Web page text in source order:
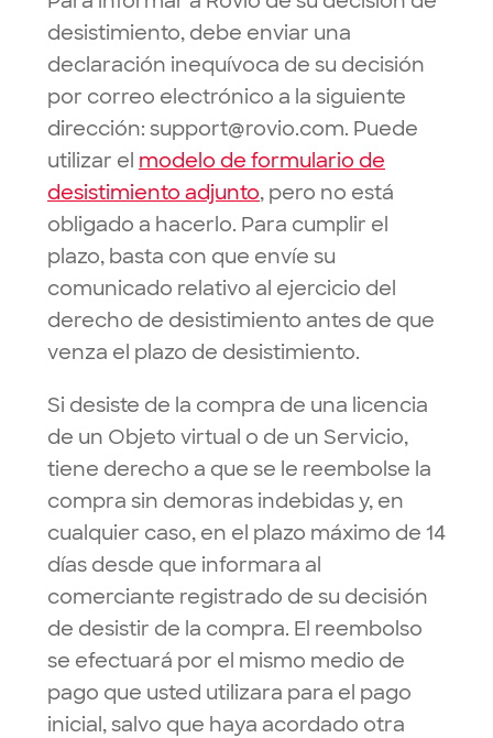
desistimiento, debe enviar una
declaración inequívoca de su decisión
por correo electrónico a la siguiente
dirección: support@rovio.com. Puede
utilizar el modelo de formulario de
desistimiento adjunto, pero no está
obligado a hacerlo. Para cumplir el
plazo, basta con que envíe su
comunicado relativo al ejercicio del
derecho de desistimiento antes de que
venza el plazo de desistimiento.
Si desiste de la compra de una licencia
de un Objeto virtual o de un Servicio,
tiene derecho a que se le reembolse la
compra sin demoras indebidas y, en
cualquier caso, en el plazo máximo de 14
días desde que informara al
comerciante registrado de su decisión
de desistir de la compra. El reembolso
se efectuará por el mismo medio de
pago que usted utilizara para el pago
inicial, salvo que haya acordado otra